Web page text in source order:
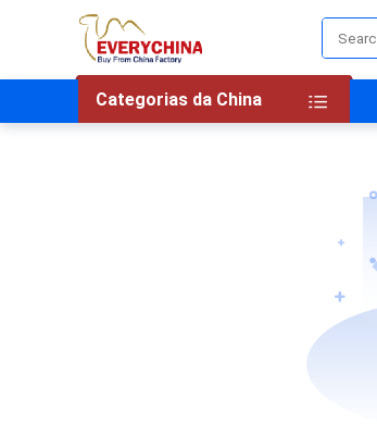
Categorias da China